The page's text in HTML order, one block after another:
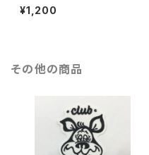
¥1,200
その他の商品